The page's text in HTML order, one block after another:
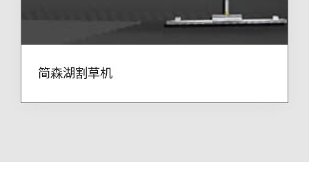
简森湖割草机